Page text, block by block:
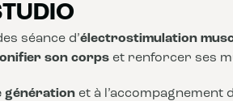
séance d’électrostimulation
son corps et renforcer ses
génération et à l’accompagnement